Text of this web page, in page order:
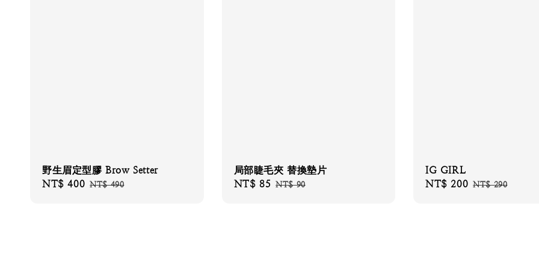
野生眉定型膠 Brow Setter
Sale
NT$ 400 Regular
NT$ 490
局部睫毛夾 替換墊片
Sale
NT$ 85 Regular
NT$ 90
IG GIRL
Sale
NT$ 200 Regular
NT$ 290